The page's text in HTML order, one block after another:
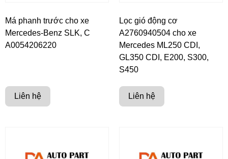
Má phanh trước cho xe
Mercedes-Benz SLK, C
A0054206220
Liên hệ
Lọc gió động cơ
A2760940504 cho xe
Mercedes ML250 CDI,
GL350 CDI, E200, S300,
S450
Liên hệ